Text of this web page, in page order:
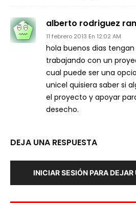
alberto rodriguez
11 febrero 2013 En 12:02 AM
hola buenos dias
trabajando con un
cual puede ser una
unicel quisiera saber si
el proyecto y apoyar
desecho.
DEJA UNA RESPUESTA
INICIAR SESIÓN PARA